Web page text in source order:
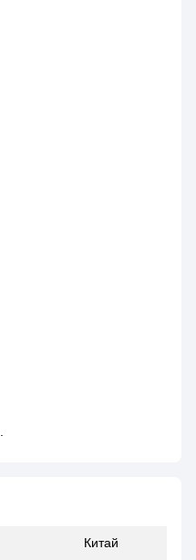
Китай